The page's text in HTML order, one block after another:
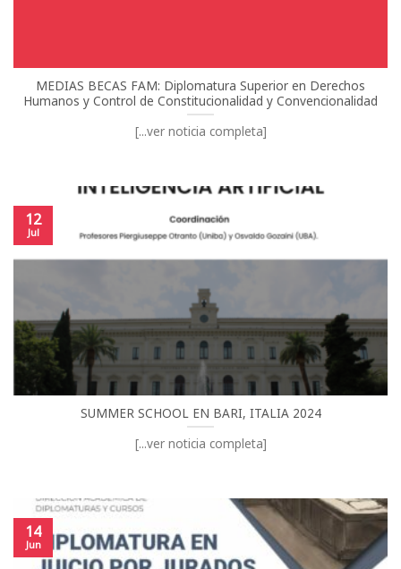
MEDIAS BECAS FAM: Diplomatura Superior en Derechos
Humanos y Control de Constitucionalidad y Convencionalidad
[...ver noticia completa]
SUMMER SCHOOL EN BARI, ITALIA 2024
[...ver noticia completa]
12
Jul
14
Jun